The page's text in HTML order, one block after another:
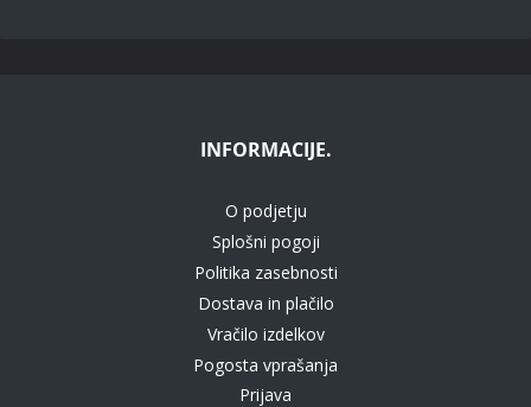
INFORMACIJE.
O podjetju
Splošni pogoji
Politika zasebnosti
Dostava in plačilo
Vračilo izdelkov
Pogosta vprašanja
Prijava